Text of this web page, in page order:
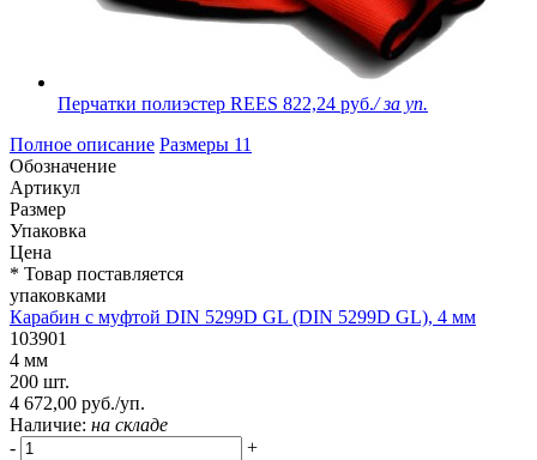
Перчатки полиэстер REES 822,24 руб./ за уп.
Полное описание Размеры 11
Обозначение
Артикул
Размер
Упаковка
Цена
* Товар поставляется
упаковками
Карабин с муфтой DIN 5299D GL (DIN 5299D GL), 4 мм
103901
4 мм
200 шт.
4 672,00 руб./уп.
Наличие: на складе
-
+